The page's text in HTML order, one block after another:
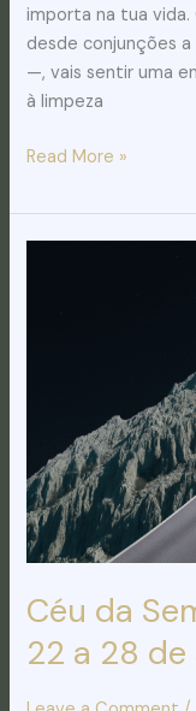
importa na tua
desde conjunções
—, vais sentir uma
à limpeza
Read More »
Céu da
22 a 28
de
Junho